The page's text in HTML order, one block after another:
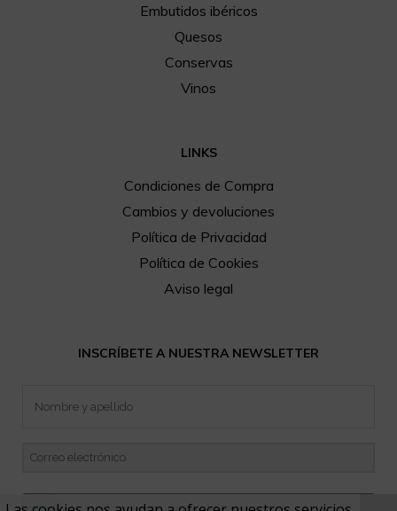
Embutidos ibéricos
Quesos
Conservas
Vinos
LINKS
Condiciones de Compra
Cambios y devoluciones
Política de Privacidad
Política de Cookies
Aviso legal
INSCRÍBETE A NUESTRA NEWSLETTER